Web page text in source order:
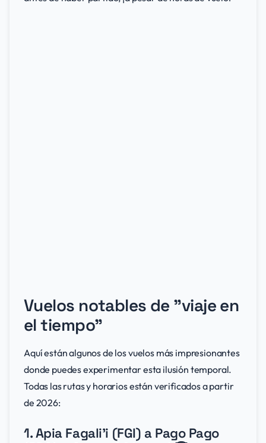
Vuelos notables de "viaje en
el tiempo"
Aquí están algunos de los vuelos más impresionantes
donde puedes experimentar esta ilusión temporal.
Todas las rutas y horarios están verificados a partir
de 2026:
1. Apia Fagali'i (FGI) a Pago Pago